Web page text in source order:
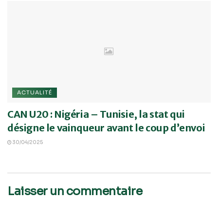
ACTUALITÉ
CAN U20 : Nigéria – Tunisie, la stat qui
désigne le vainqueur avant le coup d’envoi
30/04/2025
Laisser un commentaire